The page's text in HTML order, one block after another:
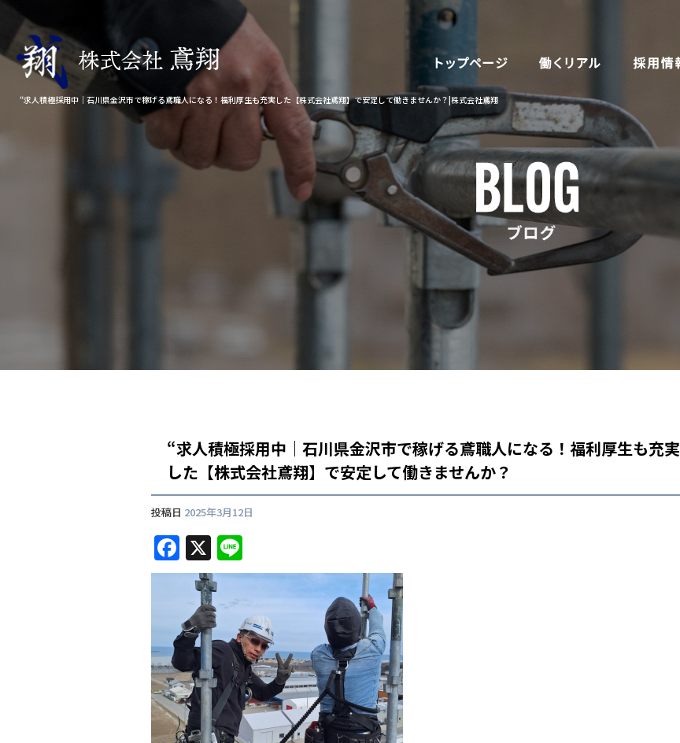
“求人積極採用中｜石川県金沢市で稼げる鳶職人になる！福利厚生も充実した【株式会社鳶翔】で安定して働きませんか？|株式会社鳶翔
“求人積極採用中｜石川県金沢市で稼げる鳶職人になる！福利厚生も充実
した【株式会社鳶翔】で安定して働きませんか？
投稿日 2025年3月12日
F
a
e
b
o
o
k
X
n
e